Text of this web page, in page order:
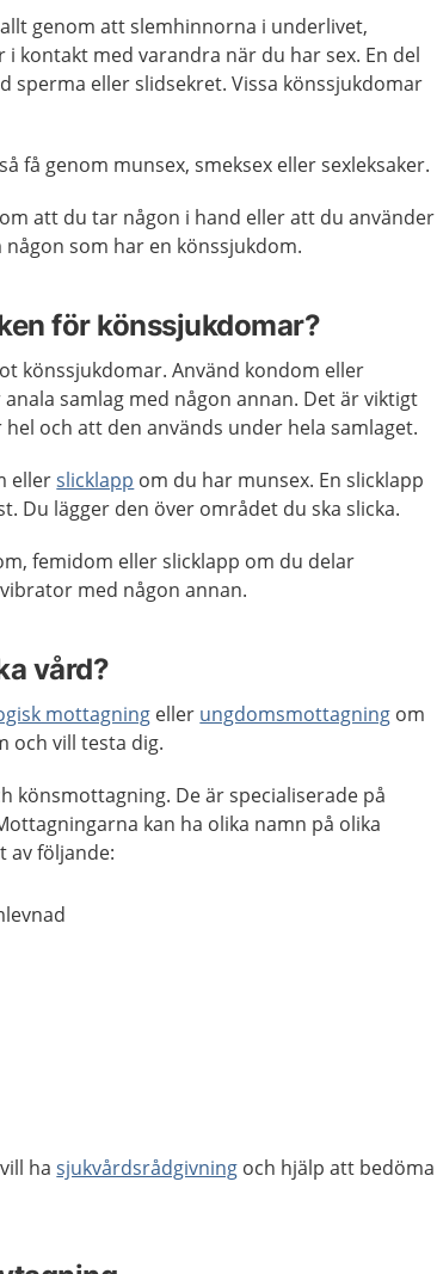
genom att slemhinnorna i underlivet,
kontakt med varandra när du har sex. En del
sperma eller slidsekret. Vissa könssjukdomar
få genom munsex, smeksex eller sexleksaker.
att du tar någon i hand eller att du använder
som har en könssjukdom.
för könssjukdomar?
könssjukdomar. Använd kondom eller
samlag med någon annan. Det är viktigt
och att den används under hela samlaget.
ellerslicklapp om du har munsex. En slicklapp
Du lägger den över området du ska slicka.
femidom eller slicklapp om du delar
med någon annan.
vård?
mottagning eller ungdomsmottagning om
och vill testa dig.
könsmottagning. De är specialiserade på
kan ha olika namn på olika
av följande:
hasjukvårdsrådgivning och hjälp att bedöma